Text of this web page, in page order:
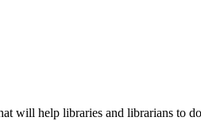
will help libraries and librarians to